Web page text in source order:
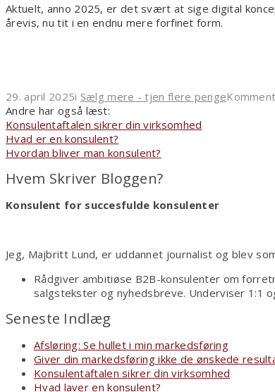
Aktuelt, anno 2025, er det svært at sige digital
årevis, nu tit i en endnu mere forfinet form.
29. april 2025i Sælg mere - tjen flere penge
Andre har også læst:
Konsulentaftalen sikrer din virksomhed
Hvad er en konsulent?
Hvordan bliver man konsulent?
Hvem Skriver Bloggen?
Konsulent for succesfulde konsulenter
Jeg, Majbritt Lund, er uddannet journalist og blev
Rådgiver ambitiøse B2B-konsulenter om
salgstekster og nyhedsbreve. Underviser 1:1
Seneste Indlæg
Afsløring: Se hullet i min markedsføring
Giver din markedsføring ikke de ønskede
Konsulentaftalen sikrer din virksomhed
Hvad laver en konsulent?